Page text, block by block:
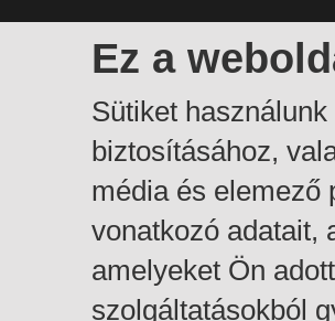
Ez a
Sütiket
biztosításához,
média és elemező
vonatkozó adatait,
amelyeket Ön
szolgáltatásokból